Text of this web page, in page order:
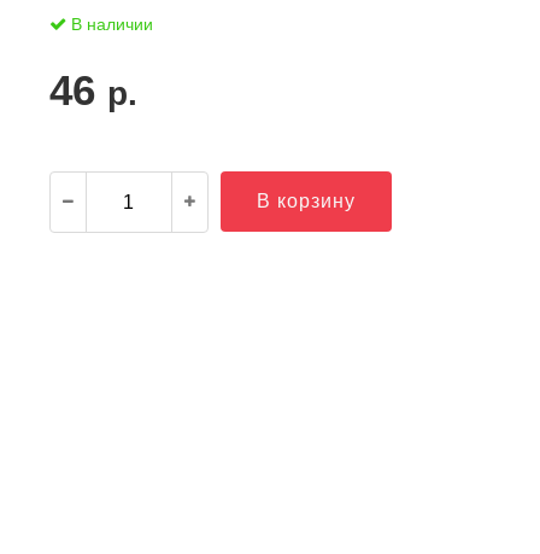
В наличии
46 р.
В корзину